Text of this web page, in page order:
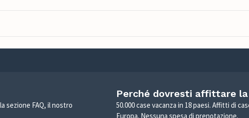
sezione FAQ, il nostro
Perché dovresti affittare
50.000 case vacanza in 18 paesi. Affitti di
Europa. Nessuna spesa di prenotazione.